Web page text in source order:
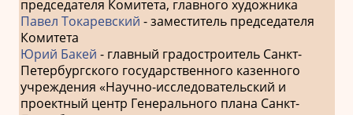
председателя Комитета, главного художника
Павел Токаревский - заместитель председателя
Комитета
Юрий Бакей - главный градостроитель Санкт-
Петербургского государственного казенного
учреждения «Научно-исследовательский и
проектный центр Генерального плана Санкт-